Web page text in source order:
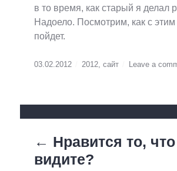
в то время, как старый я делал
Надоело. Посмотрим, как с этим
пойдет.
03.02.2012 2012, сайт Leave a
← Нравится то,
видите?